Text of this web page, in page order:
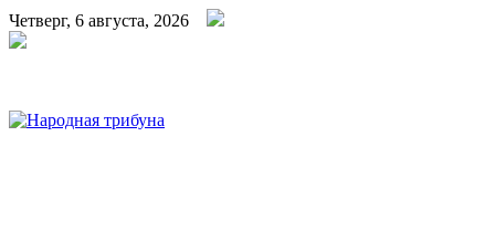
Четверг, 6 августа, 2026